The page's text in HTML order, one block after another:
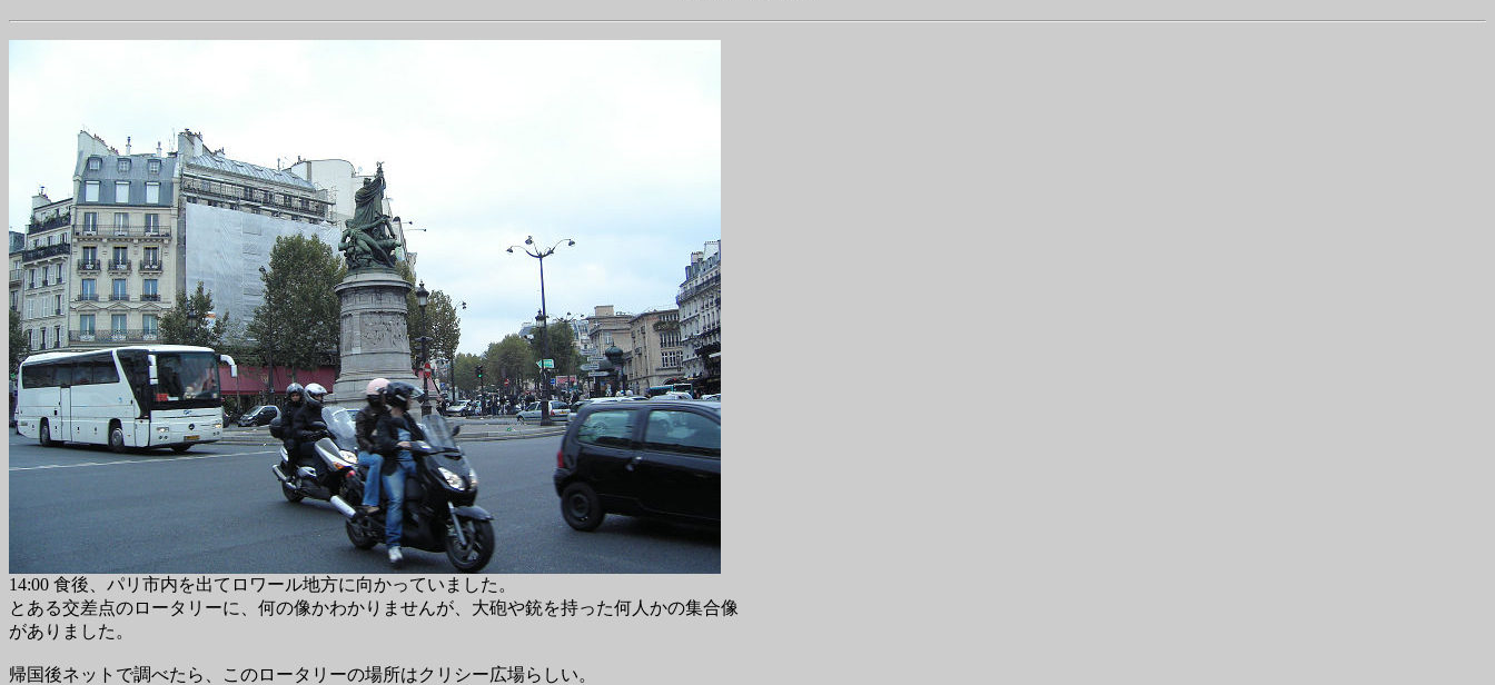
14:00 食後、パリ市内を出てロワール地方に向かっていました。
とある交差点のロータリーに、何の像かわかりませんが、大砲や銃を持った何人かの集合像
がありました。
帰国後ネットで調べたら、このロータリーの場所はクリシー広場らしい。